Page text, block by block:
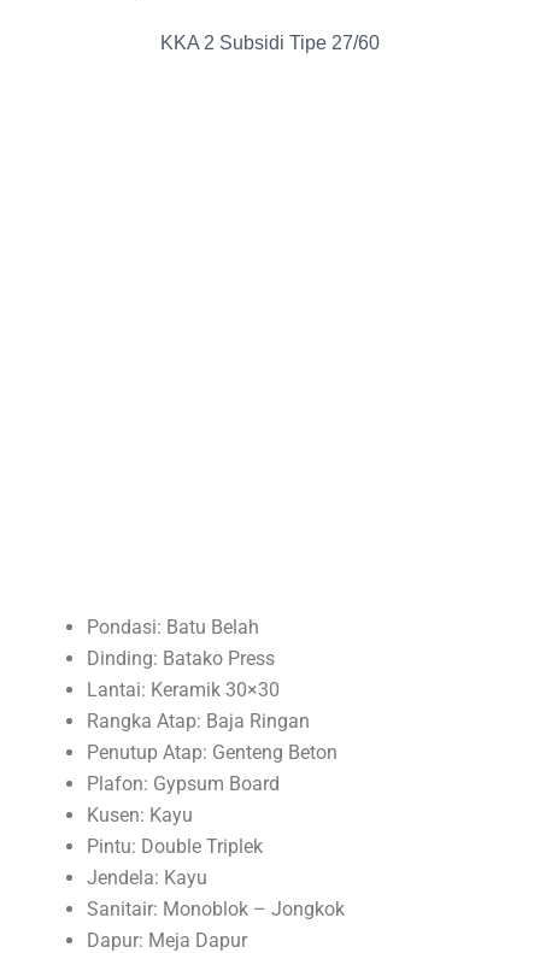
KKA 2 Subsidi Tipe 27/60
Pondasi: Batu Belah
Dinding: Batako Press
Lantai: Keramik 30×30
Rangka Atap: Baja Ringan
Penutup Atap: Genteng Beton
Plafon: Gypsum Board
Kusen: Kayu
Pintu: Double Triplek
Jendela: Kayu
Sanitair: Monoblok – Jongkok
Dapur: Meja Dapur